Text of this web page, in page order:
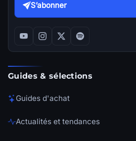
S’abonner
Guides & sélections
Guides d'achat
Actualités et tendances